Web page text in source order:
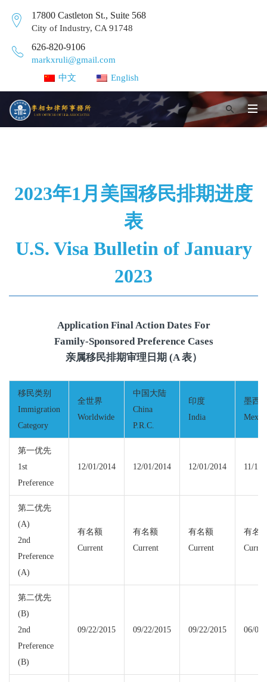
17800 Castleton St., Suite 568
City of Industry, CA 91748
626-820-9106
markxruli@gmail.com
中文
English
2023年1月美国移民排期进度
表
U.S. Visa Bulletin of January
2023
Application Final Action Dates For
Family-Sponsored Preference Cases
亲属移民排期审理日期 (A 表）
移民类别
Immigration
Category
全世界
Worldwide
中国大陆
China
P.R.C.
印度
India
墨西
第一优先
1st
Preference
12/01/2014 12/01/2014 12/01/2014 11/15/
第二优先
(A)
2nd
Preference
(A)
有名额
Current
有名额
Current
有名额
Current
有名
第二优先
(B)
2nd
Preference
(B)
09/22/2015 09/22/2015 09/22/2015 06/01/